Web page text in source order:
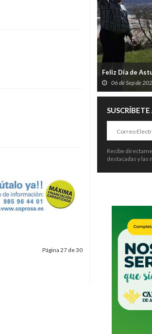
Página 27 de 30
Feliz Día de
06 de Sep de
Recibe
destacadas y las